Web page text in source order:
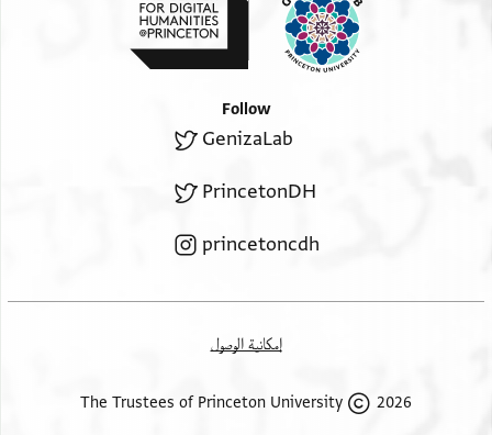
Follow
GenizaLab
PrincetonDH
princetoncdh
إمكانية الوصول
2026 The Trustees of Princeton University